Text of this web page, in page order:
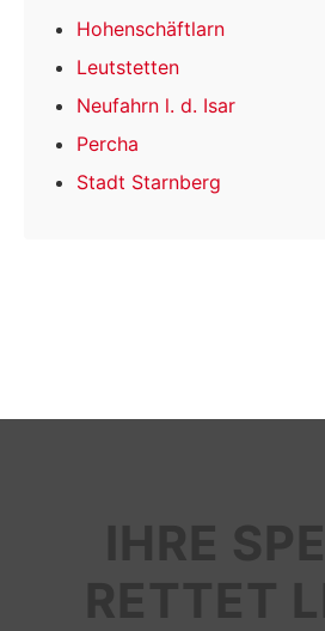
Hohenschäftlarn
Leutstetten
Neufahrn l. d. Isar
Percha
Stadt Starnberg
IHRE
RETTET